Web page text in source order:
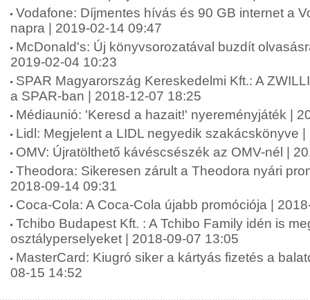
Vodafone: Díjmentes hívás és 90 GB internet a
napra | 2019-02-14 09:47
McDonald's: Új könyvsorozatával buzdít
2019-02-04 10:23
SPAR Magyarország Kereskedelmi Kft.: A
a SPAR-ban | 2018-12-07 18:25
Médiaunió: 'Keresd a hazait!' nyereményjáték |
Lidl: Megjelent a LIDL negyedik szakácskönyve
OMV: Újratölthető kávéscsészék az OMV-nél |
Theodora: Sikeresen zárult a Theodora nyári
2018-09-14 09:31
Coca-Cola: A Coca-Cola újabb promóciója |
Tchibo Budapest Kft. : A Tchibo Family idén is
osztályperselyeket | 2018-09-07 13:05
MasterCard: Kiugró siker a kártyás fizetés a
08-15 14:52